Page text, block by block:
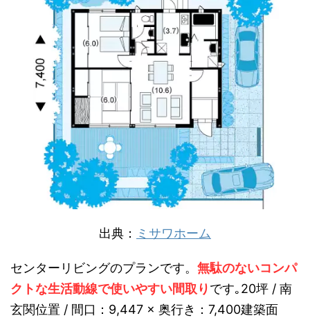
出典： ミサワホーム
センターリビングのプランです。 無駄のないコンパ
クトな生活動線で使いやすい間取りです｡20坪 / 南
玄関位置 / 間口：9,447 × 奥行き：7,400建築面